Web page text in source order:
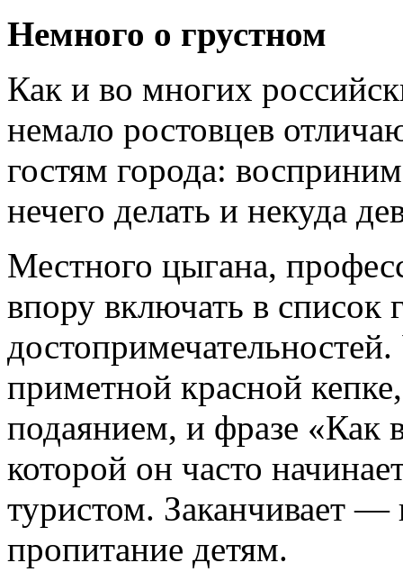
Немного о грустном
Как и во многих
немало ростовцев
гостям города:
нечего делать и некуда
Местного цыгана,
впору включать в список
приметной красной
подаянием, и фразе «Как
которой он часто
туристом. Заканчивает —
пропитание детям.